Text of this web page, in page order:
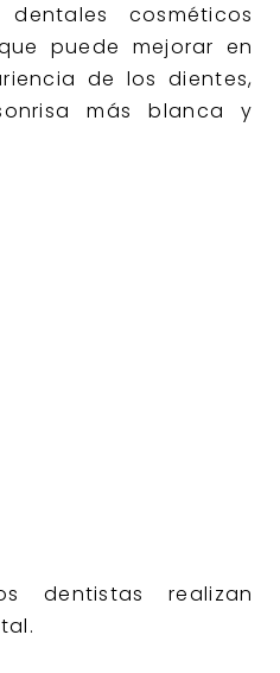
cosméticos
puede mejorar en
de los dientes,
más blanca y
dentistas realizan